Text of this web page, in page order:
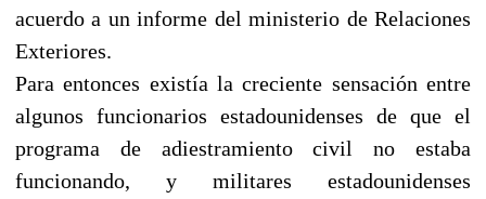
acuerdo a un informe del ministerio de Relaciones
Exteriores.
Para entonces existía la creciente sensación entre
algunos funcionarios estadounidenses de que el
programa de adiestramiento civil no estaba
funcionando, y militares estadounidenses